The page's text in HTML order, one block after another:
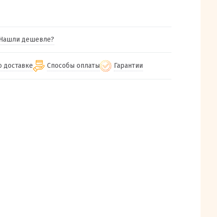
дешевле?
доставке Способы оплаты Гарантии